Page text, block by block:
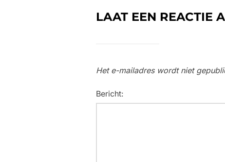
LAAT EEN REACTIE
Het e-mailadres wordt niet
Bericht: